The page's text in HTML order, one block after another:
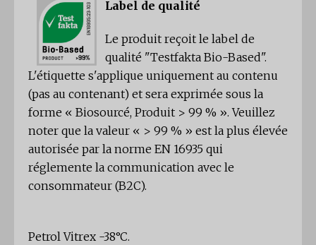
Label de qualité
Le produit reçoit le label de
qualité "Testfakta Bio-Based".
L'étiquette s'applique uniquement au contenu
(pas au contenant) et sera exprimée sous la
forme « Biosourcé, Produit > 99 % ». Veuillez
noter que la valeur « > 99 % » est la plus élevée
autorisée par la norme EN 16935 qui
réglemente la communication avec le
consommateur (B2C).
Petrol Vitrex -38°C.